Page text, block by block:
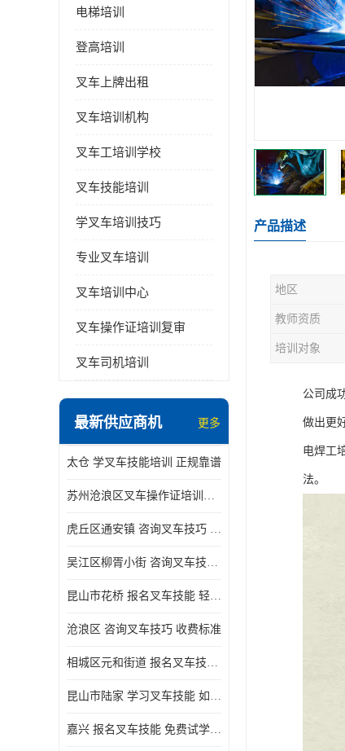
电梯培训
登高培训
叉车上牌出租
叉车培训机构
叉车工培训学校
叉车技能培训
学叉车培训技巧
专业叉车培训
叉车培训中心
叉车操作证培训复审
叉车司机培训
最新供应商机 更多
太仓 学叉车技能培训 正规靠谱
苏州沧浪区叉车操作证培训已更新科目
虎丘区通安镇 咨询叉车技巧 新政策已公布
吴江区柳胥小街 咨询叉车技巧 附近那家正规
昆山市花桥 报名叉车技能 轻松试学无压力
沧浪区 咨询叉车技巧 收费标准
相城区元和街道 报名叉车技能 没有学历怎么办
昆山市陆家 学习叉车技能 如何选择很重要
嘉兴 报名叉车技能 免费试学联系电话
产品描述
地区
教师资质
培训对象
公司成
做出更
电焊工
法。